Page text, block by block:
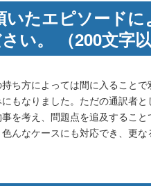
いたエピソード
い。 （200文字以
ち方によっては間に入ること
もなりました。ただの通訳者
を考え、問題点を追及するこ
んなケースにも対応でき、更